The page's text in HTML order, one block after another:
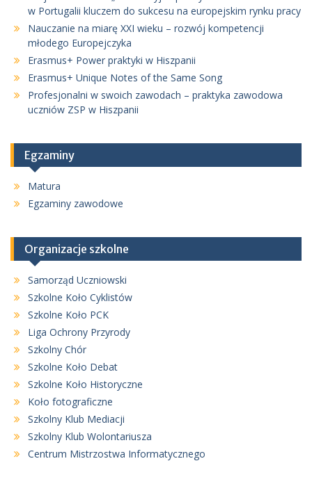
w Portugalii kluczem do sukcesu na europejskim rynku pracy
Nauczanie na miarę XXI wieku – rozwój kompetencji
młodego Europejczyka
Erasmus+ Power praktyki w Hiszpanii
Erasmus+ Unique Notes of the Same Song
Profesjonalni w swoich zawodach – praktyka zawodowa
uczniów ZSP w Hiszpanii
Egzaminy
Matura
Egzaminy zawodowe
Organizacje szkolne
Samorząd Uczniowski
Szkolne Koło Cyklistów
Szkolne Koło PCK
Liga Ochrony Przyrody
Szkolny Chór
Szkolne Koło Debat
Szkolne Koło Historyczne
Koło fotograficzne
Szkolny Klub Mediacji
Szkolny Klub Wolontariusza
Centrum Mistrzostwa Informatycznego